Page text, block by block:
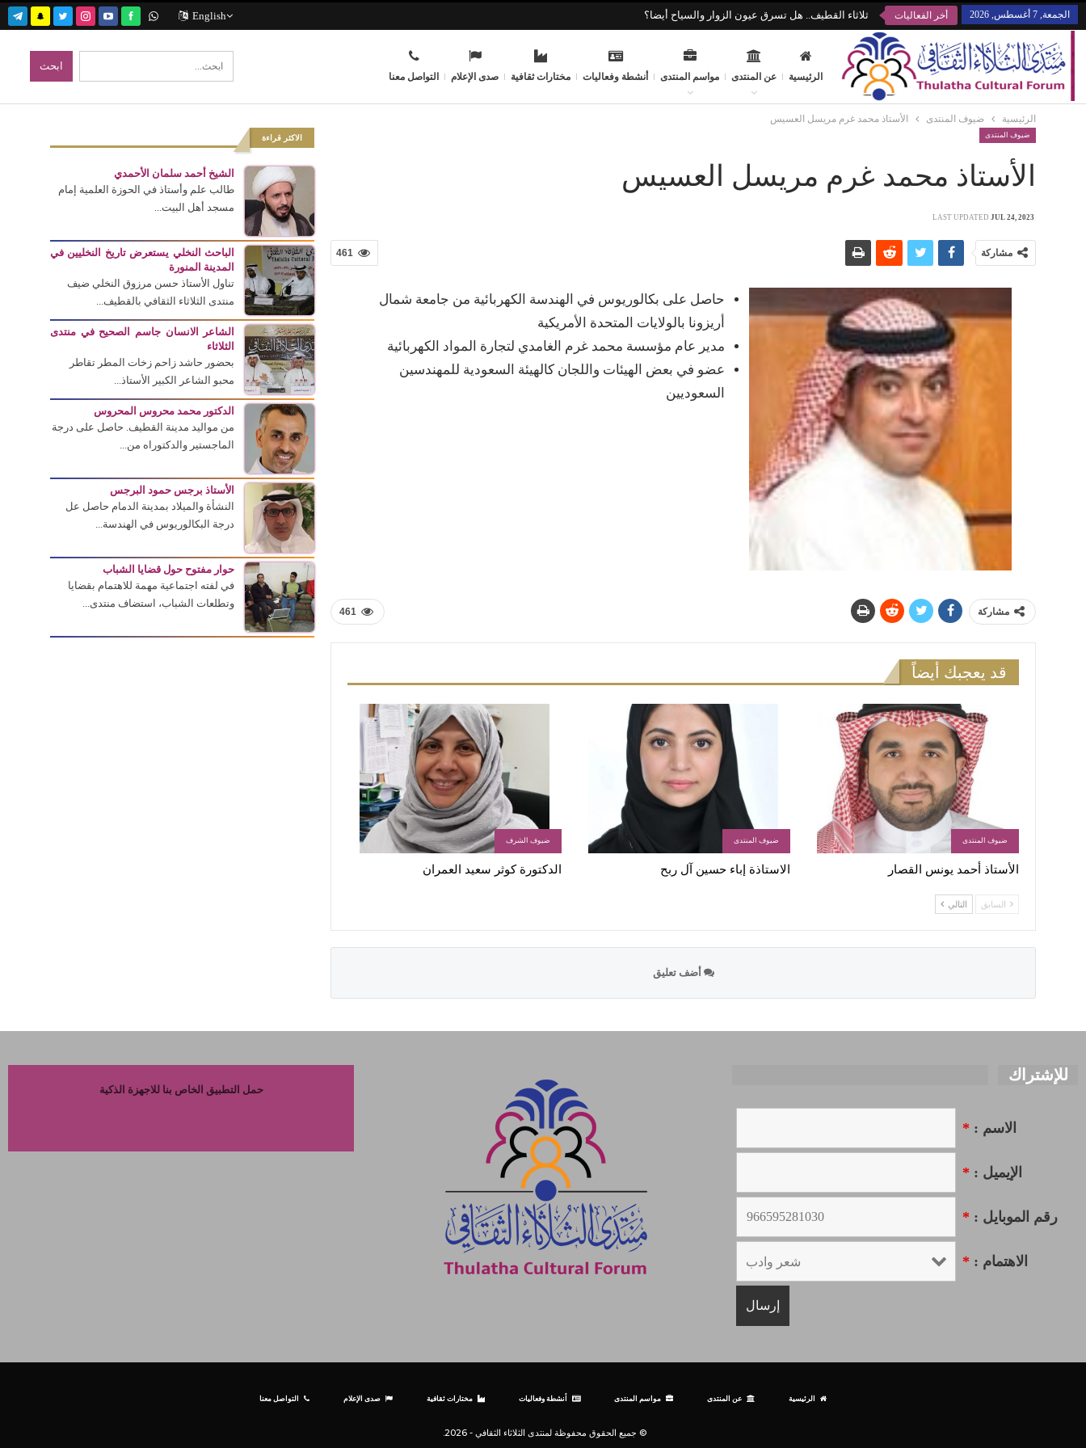
English الجمعة, 7 أغسطس, 2026 أخر الفعاليات ثلاثاء القطيف.. هل تسرق عيون الزوار والسياح أيضا؟
الرئيسية عن المنتدى مواسم المنتدى أنشطة وفعاليات مختارات ثقافية صدى الإعلام التواصل معنا
الرئيسية ضيوف المنتدى الأستاذ محمد غرم مريسل العسيس
ضيوف المنتدى
الأستاذ محمد غرم مريسل العسيس
LAST UPDATED JUL 24, 2023
461 مشاركة
حاصل على بكالوريوس في الهندسة الكهربائية من جامعة شمال
أريزونا بالولايات المتحدة الأمريكية
مدير عام مؤسسة محمد غرم الغامدي لتجارة المواد الكهربائية
عضو في بعض الهيئات واللجان كالهيئة السعودية للمهندسين
السعوديين
461 مشاركة
قد يعجبك أيضاً
ضيوف المنتدى
الأستاذ أحمد يونس القصار
ضيوف المنتدى
الاستاذة إباء حسين آل ربح
ضيوف الشرف
الدكتورة كوثر سعيد العمران
السابق التالي
أضف تعليق
الاكثر قراءة
الشيخ أحمد سلمان الأحمدي
طالب علم وأستاذ في الحوزة العلمية إمام
مسجد أهل البيت...
الباحث النخلي يستعرض تاريخ النخليين في
المدينة المنورة
تناول الأستاذ حسن مرزوق النخلي ضيف
منتدى الثلاثاء الثقافي بالقطيف...
الشاعر الانسان جاسم الصحيح في منتدى
الثلاثاء
بحضور حاشد زاحم زخات المطر تقاطر
محبو الشاعر الكبير الأستاذ...
الدكتور محمد محروس المحروس
من مواليد مدينة القطيف. حاصل على درجة
الماجستير والدكتوراه من...
الأستاذ برجس حمود البرجس
النشأة والميلاد بمدينة الدمام حاصل عل
درجة البكالوريوس في الهندسة...
حوار مفتوح حول قضايا الشباب
في لفته اجتماعية مهمة للاهتمام بقضايا
وتطلعات الشباب، استضاف منتدى...
للإشتراك
الاسم : *
الإيميل : *
رقم الموبايل : *
الاهتمام : *
حمل التطبيق الخاص بنا للاجهزة الذكية
الرئيسية عن المنتدى مواسم المنتدى أنشطة وفعاليات مختارات ثقافية صدى الإعلام التواصل معنا
© جميع الحقوق محفوظة لمنتدى الثلاثاء الثقافي - 2026.